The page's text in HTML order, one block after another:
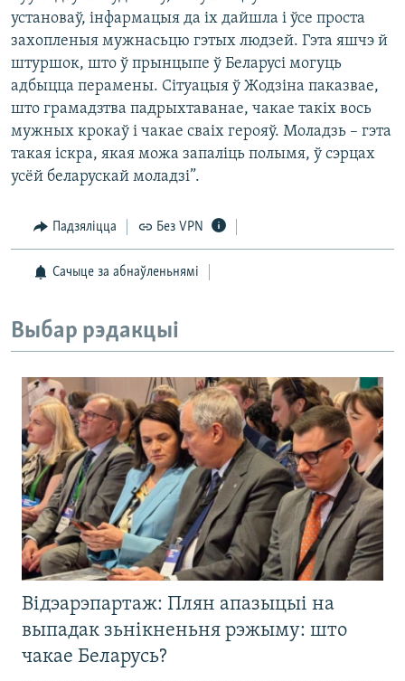
установаў, інфармацыя да іх дайшла і ўсе проста
захопленыя мужнасьцю гэтых людзей. Гэта яшчэ й
штуршок, што ў прынцыпе ў Беларусі могуць
адбыцца перамены. Сітуацыя ў Жодзіна паказвае,
што грамадзтва падрыхтаванае, чакае такіх вось
мужных крокаў і чакае сваіх герояў. Моладзь – гэта
такая іскра, якая можа запаліць полымя, ў сэрцах
усёй беларускай моладзі”.
Падзяліцца Без VPN
Сачыце за абнаўленьнямі
Выбар рэдакцыі
Відэарэпартаж: Плян апазыцыі на
выпадак зьнікненьня рэжыму: што
чакае Беларусь?